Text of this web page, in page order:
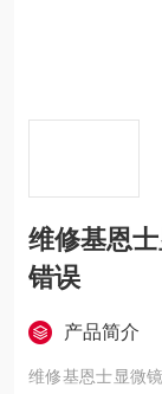
维修基恩
错误
产品简介
维修基恩士显微